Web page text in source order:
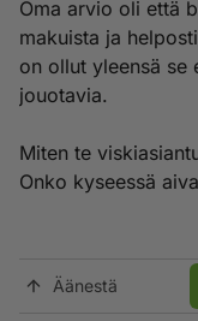
Oma arvio oli että
makuista ja
on ollut yleensä se
jouotavia.
Miten te
Onko kyseessä
Äänestä